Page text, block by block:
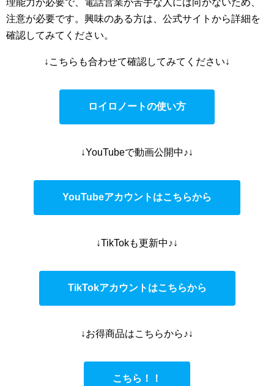
注意が必要です。興味のある方は、公式サイトから詳細を
確認してみてください。
↓こちらも合わせて確認してみてください↓
ロイロノートの使い方
↓YouTubeで動画公開中♪↓
YouTubeアカウントはこちらから
↓TikTokも更新中♪↓
TikTokアカウントはこちらから
↓お得商品はこちらから♪↓
こちら！！